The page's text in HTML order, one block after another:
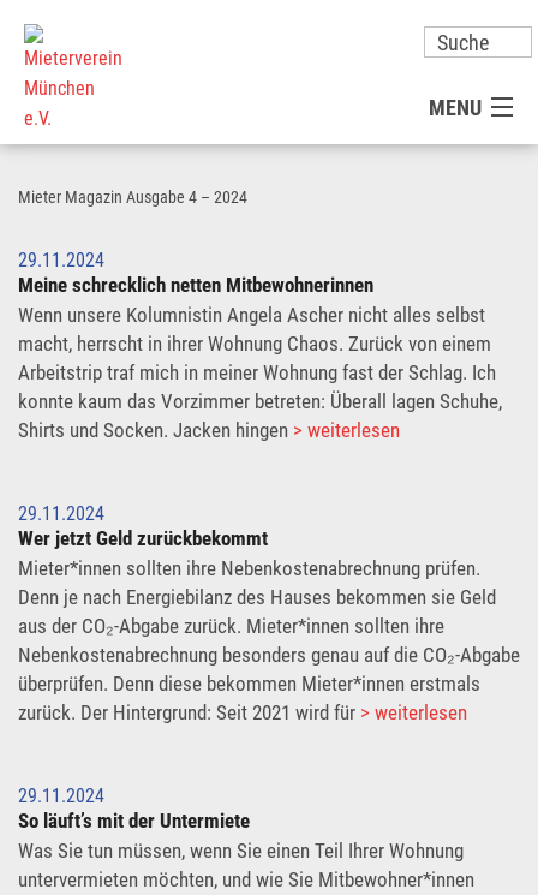
MENU
UNSER VEREIN
PRESSE
KONTAKT
Mieter Magazin Ausgabe 4 – 2024
29.11.2024
Meine schrecklich netten Mitbewohnerinnen
Wenn unsere Kolumnistin Angela Ascher nicht alles selbst
macht, herrscht in ihrer Wohnung Chaos. Zurück von einem
Arbeitstrip traf mich in meiner Wohnung fast der Schlag. Ich
konnte kaum das Vorzimmer betreten: Überall lagen Schuhe,
Shirts und Socken. Jacken hingen > weiterlesen
29.11.2024
Wer jetzt Geld zurückbekommt
Mieter*innen sollten ihre Nebenkostenabrechnung prüfen.
Denn je nach Energiebilanz des Hauses bekommen sie Geld
aus der CO₂-Abgabe zurück. Mieter*innen sollten ihre
Nebenkostenabrechnung besonders genau auf die CO₂-Abgabe
überprüfen. Denn diese bekommen Mieter*innen erstmals
zurück. Der Hintergrund: Seit 2021 wird für > weiterlesen
29.11.2024
So läuft’s mit der Untermiete
Was Sie tun müssen, wenn Sie einen Teil Ihrer Wohnung
untervermieten möchten, und wie Sie Mitbewohner*innen